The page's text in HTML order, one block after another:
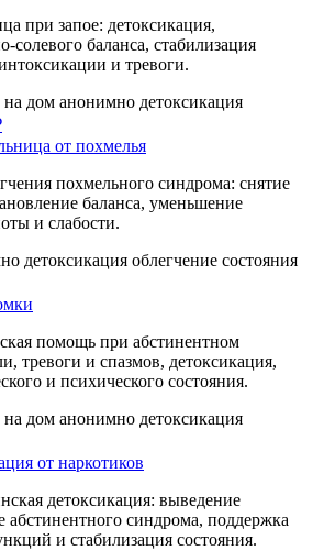
при запое: детоксикация,
солевого баланса, стабилизация
и тревоги.
на дом анонимно детоксикация
от похмелья
похмельного синдрома: снятие
баланса, уменьшение
и слабости.
детоксикация облегчение состояния
помощь при абстинентном
тревоги и спазмов, детоксикация,
и психического состояния.
на дом анонимно детоксикация
от наркотиков
детоксикация: выведение
абстинентного синдрома, поддержка
и стабилизация состояния.